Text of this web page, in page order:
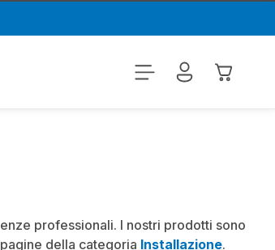
Il
professionali. I nostri prodotti sono
della categoria Installazione.